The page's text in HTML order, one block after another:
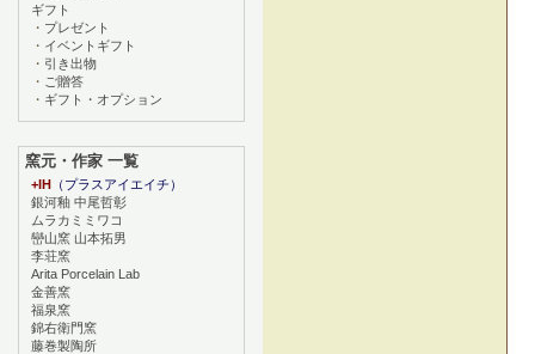
ギフト
・ プレゼント
・ イベントギフト
・ 引き出物
・ ご贈答
・ ギフト・オプション
窯元・作家 一覧
+IH （プラスアイエイチ）
銀河釉 中尾哲彰
ムラカミミワコ
巒山窯 山本拓男
李荘窯
Arita Porcelain Lab
金善窯
福泉窯
錦右衛門窯
藤巻製陶所